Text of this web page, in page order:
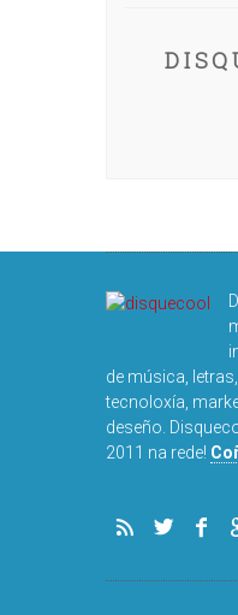
de música,
tecnoloxía,
deseño.
2011 na rede!